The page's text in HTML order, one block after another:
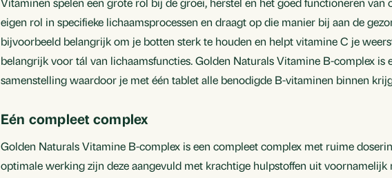
eigen rol in specifieke lichaamsprocessen en draagt op die manier bij aan de
bijvoorbeeld belangrijk om je botten sterk te houden en helpt vitamine C je
belangrijk voor tál van lichaamsfuncties. Golden Naturals Vitamine B-complex is
samenstelling waardoor je met één tablet alle benodigde B-vitaminen binnen
Eén compleet complex
Golden Naturals Vitamine B-complex is een compleet complex met ruime
optimale werking zijn deze aangevuld met krachtige hulpstoffen uit